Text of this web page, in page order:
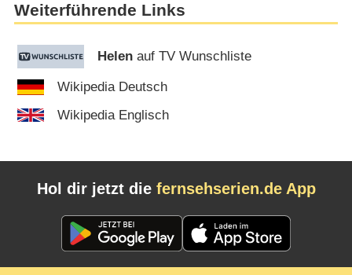
Weiterführende Links
Helen auf TV Wunschliste
Wikipedia Deutsch
Wikipedia Englisch
Hol dir jetzt die fernsehserien.de App